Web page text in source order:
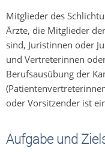
Mitglieder des
Ärzte, die Mitglieder
sind, Juristinnen oder
und Vertreterinnen
Berufsausübung der
oder Vorsitzender ist
Aufgabe und